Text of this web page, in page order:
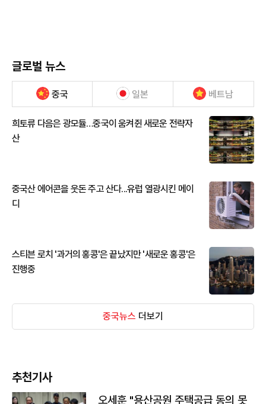
글로벌 뉴스
중국 일본 베트남
희토류 다음은 광모듈…중국이 움켜쥔 새로운 전략자
산
중국산 에어콘을 웃돈 주고 산다...유럽 열광시킨 메이
디
스티븐 로치 '과거의 홍콩'은 끝났지만 '새로운 홍콩'은
진행중
중국뉴스 더보기
추천기사
오세훈 "용산공원 주택공급 동의 못